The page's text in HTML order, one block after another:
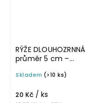
RÝŽE DLOUHOZRNNÁ
průměr 5 cm –
písmu, omyvatelná
potravinové dózy
Skladem (>10 ks)
20 Kč / ks